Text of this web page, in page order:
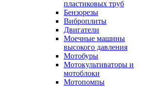
пластиковых труб
Бензорезы
Виброплиты
Двигатели
Моечные машины
высокого давления
Мотобуры
Мотокультиваторы и
мотоблоки
Мотопомпы